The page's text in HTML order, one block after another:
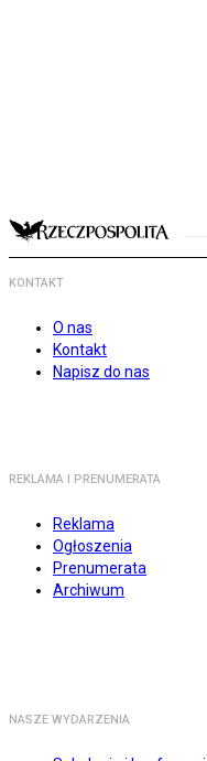
KONTAKT
O nas
Kontakt
Napisz do nas
REKLAMA I PRENUMERATA
Reklama
Ogłoszenia
Prenumerata
Archiwum
NASZE WYDARZENIA